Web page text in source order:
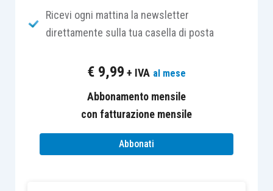
quale è stata comminata la
sanzione
dichiarazione
ridotta di un terzo
articolo 1, comma 4, del D.Lgs. 471/1997
Atteso che lostesso erroreè stato commesso
anche neglianni dal 2013 al 2015
desiderava conoscere se, nel regolarizzare la
propria posizione per gli anni successivi, potesse
autonomamente applicare, nell’ambito del
Ricevi ogni mattina la newsletter
direttamente sulla tua casella di posta
€ 9,99 + IVA al mese
Abbonamento mensile
con fatturazione mensile
Abbonati